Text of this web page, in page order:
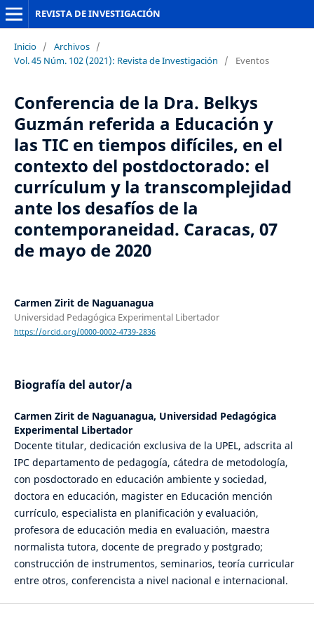
REVISTA DE INVESTIGACIÓN
Inicio / Archivos /
Vol. 45 Núm. 102 (2021): Revista de Investigación
/ Eventos
Conferencia de la Dra. Belkys
Guzmán referida a Educación y
las TIC en tiempos difíciles, en el
contexto del postdoctorado: el
currículum y la transcomplejidad
ante los desafíos de la
contemporaneidad. Caracas, 07
de mayo de 2020
Carmen Zirit de Naguanagua
Universidad Pedagógica Experimental Libertador
https://orcid.org/0000-0002-4739-2836
Biografía del autor/a
Carmen Zirit de Naguanagua, Universidad Pedagógica
Experimental Libertador
Docente titular, dedicación exclusiva de la UPEL, adscrita al
IPC departamento de pedagogía, cátedra de metodología,
con posdoctorado en educación ambiente y sociedad,
doctora en educación, magister en Educación mención
currículo, especialista en planificación y evaluación,
profesora de educación media en evaluación, maestra
normalista tutora, docente de pregrado y postgrado;
construcción de instrumentos, seminarios, teoría curricular
entre otros, conferencista a nivel nacional e internacional.